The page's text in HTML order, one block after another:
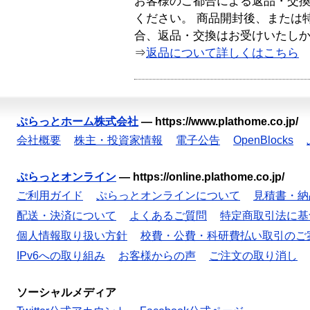
ください。 商品開封後、または
合、返品・交換はお受けいたし
⇒返品について詳しくはこちら
ぷらっとホーム株式会社 — https://www.plathome.co.jp/
会社概要
株主・投資家情報 電子公告 OpenBlocks
ぷらっとオンライン — https://online.plathome.co.jp/
ご利用ガイド
ぷらっとオンラインについて
見積書・
配送・決済について
よくあるご質問
特定商取引法に
個人情報取り扱い方針
校費・公費・科研費払い取引のご
IPv6への取り組み
お客様からの声 ご注文の取り消し
ソーシャルメディア